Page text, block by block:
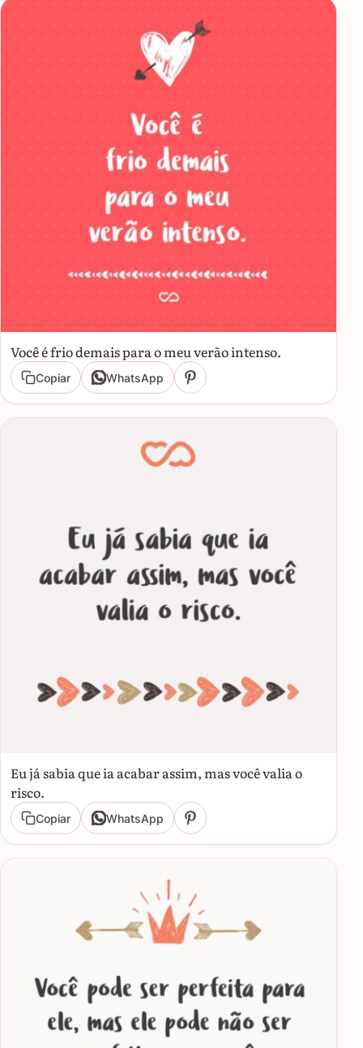
Você é frio demais para o meu verão intenso.
Copiar WhatsApp
Eu já sabia que ia acabar assim, mas você valia o
risco.
Copiar WhatsApp